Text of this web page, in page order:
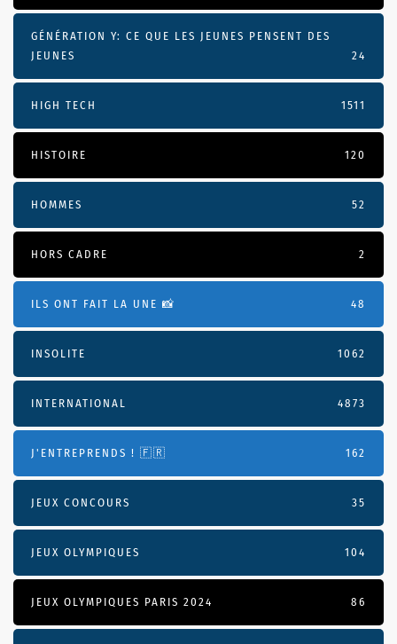
GÉNÉRATION Y: CE QUE LES JEUNES PENSENT DES
JEUNES
24
HIGH TECH 1511
HISTOIRE 120
HOMMES 52
HORS CADRE 2
ILS ONT FAIT LA UNE 📸 48
INSOLITE 1062
INTERNATIONAL 4873
J'ENTREPRENDS ! 🇫🇷 162
JEUX CONCOURS 35
JEUX OLYMPIQUES 104
JEUX OLYMPIQUES PARIS 2024 86